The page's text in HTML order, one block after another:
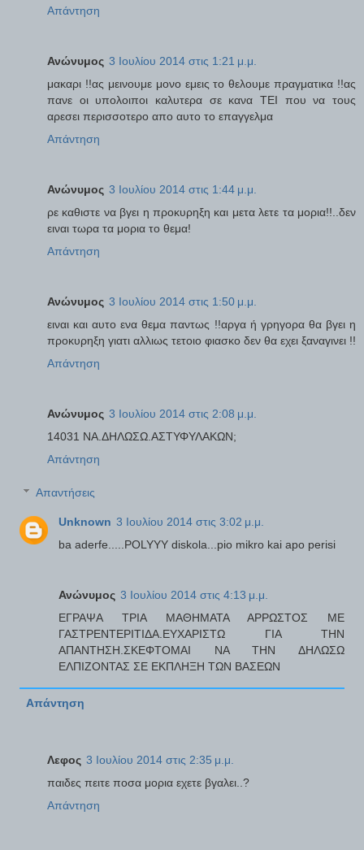
Απάντηση
Ανώνυμος 3 Ιουλίου 2014 στις 1:21 μ.μ.
μακαρι !!ας μεινουμε μονο εμεις το θελουμε πραγματικα !!ας
πανε οι υπολοιποι καλυτερα σε κανα ΤΕΙ που να τους
αρεσει περισσοτερο απο αυτο το επαγγελμα
Απάντηση
Ανώνυμος 3 Ιουλίου 2014 στις 1:44 μ.μ.
ρε καθιστε να βγει η προκυρηξη και μετα λετε τα μορια!!..δεν
ειναι τωρα τα μορια το θεμα!
Απάντηση
Ανώνυμος 3 Ιουλίου 2014 στις 1:50 μ.μ.
ειναι και αυτο ενα θεμα παντως !!αργα ή γρηγορα θα βγει η
προκυρηξη γιατι αλλιως τετοιο φιασκο δεν θα εχει ξαναγινει !!
Απάντηση
Ανώνυμος 3 Ιουλίου 2014 στις 2:08 μ.μ.
14031 ΝΑ.ΔΗΛΩΣΩ.ΑΣΤΥΦΥΛΑΚΩΝ;
Απάντηση
Απαντήσεις
Unknown 3 Ιουλίου 2014 στις 3:02 μ.μ.
ba aderfe.....POLYYY diskola...pio mikro kai apo perisi
Ανώνυμος 3 Ιουλίου 2014 στις 4:13 μ.μ.
ΕΓΡΑΨΑ ΤΡΙΑ ΜΑΘΗΜΑΤΑ ΑΡΡΩΣΤΟΣ ΜΕ
ΓΑΣΤΡΕΝΤΕΡΙΤΙΔΑ.ΕΥΧΑΡΙΣΤΩ ΓΙΑ ΤΗΝ
ΑΠΑΝΤΗΣΗ.ΣΚΕΦΤΟΜΑΙ ΝΑ ΤΗΝ ΔΗΛΩΣΩ
ΕΛΠΙΖΟΝΤΑΣ ΣΕ ΕΚΠΛΗΞΗ ΤΩΝ ΒΑΣΕΩΝ
Απάντηση
Λεφος 3 Ιουλίου 2014 στις 2:35 μ.μ.
παιδες πειτε ποσα μορια εχετε βγαλει..?
Απάντηση